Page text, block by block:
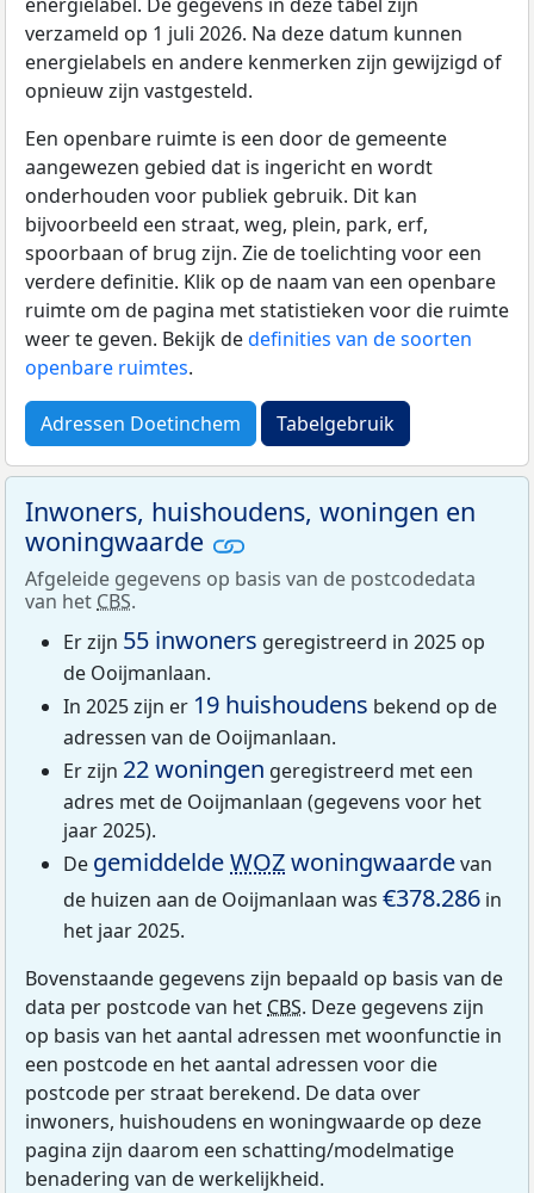
verzameld op 1 juli 2026. Na deze datum kunnen
energielabels en andere kenmerken zijn gewijzigd of
opnieuw zijn vastgesteld.
Een openbare ruimte is een door de gemeente
aangewezen gebied dat is ingericht en wordt
onderhouden voor publiek gebruik. Dit kan
bijvoorbeeld een straat, weg, plein, park, erf,
spoorbaan of brug zijn. Zie de toelichting voor een
verdere definitie. Klik op de naam van een openbare
ruimte om de pagina met statistieken voor die ruimte
weer te geven. Bekijk dedefinities van de soorten
openbare ruimtes.
Adressen Doetinchem Tabelgebruik
Inwoners, huishoudens, woningen en
woningwaarde
Afgeleide gegevens op basis van de postcodedata
van het CBS.
Er zijn 55 inwoners geregistreerd in 2025 op
de Ooijmanlaan.
In 2025 zijn er 19 huishoudens bekend op de
adressen van de Ooijmanlaan.
Er zijn 22 woningen geregistreerd met een
adres met de Ooijmanlaan (gegevens voor het
jaar 2025).
De gemiddeldeWOZwoningwaardevan
de huizen aan de Ooijmanlaan was €378.286 in
het jaar 2025.
Bovenstaande gegevens zijn bepaald op basis van de
data per postcode van het CBS. Deze gegevens zijn
op basis van het aantal adressen met woonfunctie in
een postcode en het aantal adressen voor die
postcode per straat berekend. De data over
inwoners, huishoudens en woningwaarde op deze
pagina zijn daarom een schatting/modelmatige
benadering van de werkelijkheid.